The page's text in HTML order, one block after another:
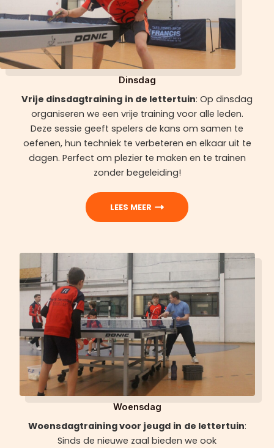
Dinsdag
Vrije dinsdagtraining in de lettertuin: Op dinsdag
organiseren we een vrije training voor alle leden.
Deze sessie geeft spelers de kans om samen te
oefenen, hun techniek te verbeteren en elkaar uit te
dagen. Perfect om plezier te maken en te trainen
zonder begeleiding!
LEES MEER
Woensdag
Woensdagtraining voor jeugd in de lettertuin:
Sinds de nieuwe zaal bieden we ook